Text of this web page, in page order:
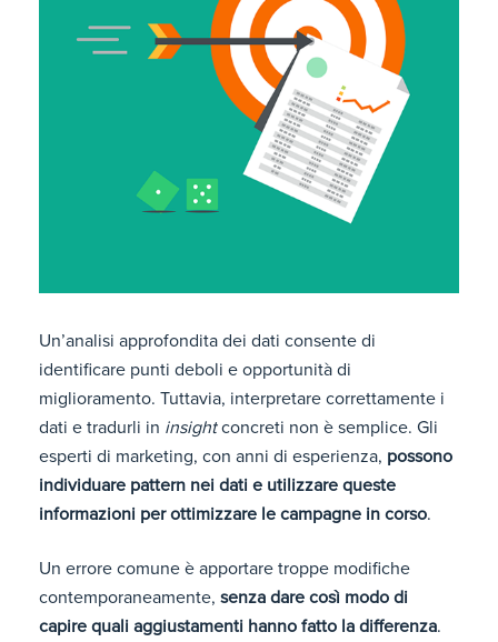
Un’analisi approfondita dei dati consente di
identificare punti deboli e opportunità di
miglioramento. Tuttavia, interpretare correttamente i
dati e tradurli in insightconcreti non è semplice. Gli
esperti di marketing, con anni di esperienza, possono
individuare pattern nei dati e utilizzare queste
informazioni per ottimizzare le campagne in corso.
Un errore comune è apportare troppe modifiche
contemporaneamente, senza dare così modo di
capire quali aggiustamenti hanno fatto la differenza.